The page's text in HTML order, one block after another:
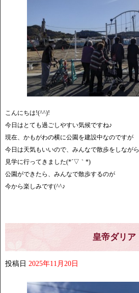
こんにちは!(^^)!
今日はとても過ごしやすい気候ですね♪
現在、かもがわの横に公園を建設中なのですが
今日は天気もいいので、みんなで散歩をしながら
見学に行ってきました(*´▽｀*)
公園ができたら、みんなで散歩するのが
今から楽しみです(^^♪
皇帝ダリア
投稿日 2025年11月20日